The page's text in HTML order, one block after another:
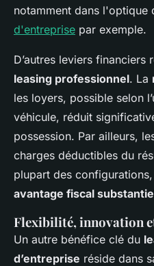
notamment dans l'optique
d'entreprise par exemple.
D’autres leviers financiers
leasing professionnel. La
les loyers, possible selon
véhicule, réduit
possession. Par ailleurs,
charges déductibles du
plupart des
avantage fiscal
Flexibilité, innovation
Un autre bénéfice clé du
d’entreprise réside dans